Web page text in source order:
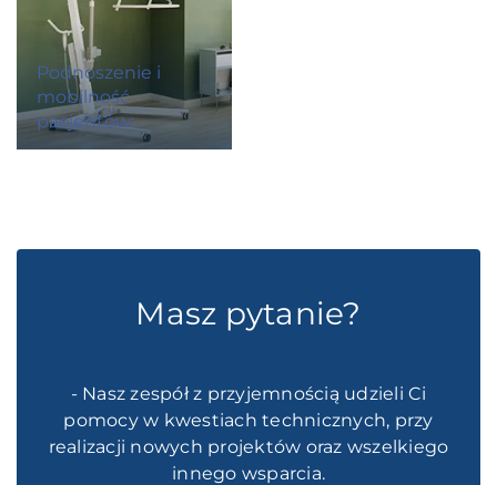
Podnoszenie i
mobilność
pacjentów:
Masz pytanie?
- Nasz zespół z przyjemnością udzieli Ci
pomocy w kwestiach technicznych, przy
realizacji nowych projektów oraz wszelkiego
innego wsparcia.